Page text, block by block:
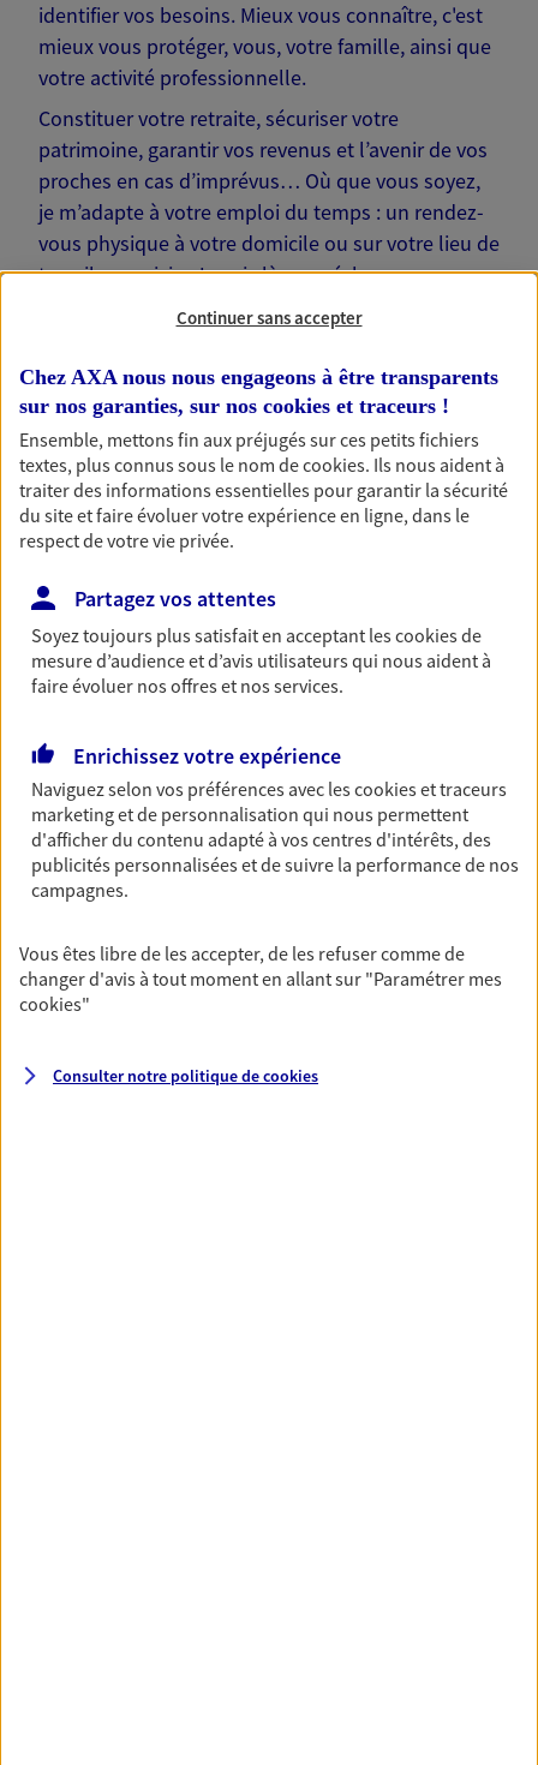
identifier vos besoins. Mieux vous connaître, c'est
mieux vous protéger, vous, votre famille, ainsi que
votre activité professionnelle.
Constituer votre retraite, sécuriser votre
patrimoine, garantir vos revenus et l’avenir de vos
proches en cas d’imprévus… Où que vous soyez,
je m’adapte à votre emploi du temps : un rendez-
vous physique à votre domicile ou sur votre lieu de
travail, une visio. Je suis là pour échanger avec
Nos offres phares
Réalisez vos projets grâce à votre épargne : achat
immobilier, études des enfants ou voyage autour
du monde… Épargnez à votre rythme et
simplement, selon votre profil.
Retraite
Préparez sereinement ce nouveau chapitre de
votre vie avec les conseils d'un expert. Découvrez
notre solution PER (Plan Epargne Retraite)
spécialement conçue pour la retraite.
Découvrir l'offre Retraite
Pour un avenir serein, assurez-vous avec notre
contrat prévoyance. Préservez vos proches en cas
Continuer sans accepter
Chez AXA nous nous engageons à être transparents
sur nos garanties, sur nos cookies et traceurs !
Ensemble, mettons fin aux préjugés sur ces petits fichiers
textes, plus connus sous le nom decookies. Ils nous aident à
traiter des informations essentielles pour garantir la sécurité
du site et faire évoluer votre expérience en ligne, dans le
respect de votre vie privée.
Partagez vos attentes
Soyez toujours plus satisfait en acceptant lescookiesde
mesure d’audience et d’avis utilisateurs qui nous aident à
faire évoluer nos offres et nos services.
Enrichissez votre expérience
Naviguez selon vos préférences avec lescookies et traceurs
marketing et de personnalisation qui nous permettent
d'afficher du contenu adapté à vos centres d'intérêts, des
publicités personnalisées et de suivre la performance de nos
campagnes.
Vous êtes libre de les accepter, de les refuser comme de
changer d'avis à tout moment en allant sur "Paramétrer mes
cookies"
Consulter notre politique decookies